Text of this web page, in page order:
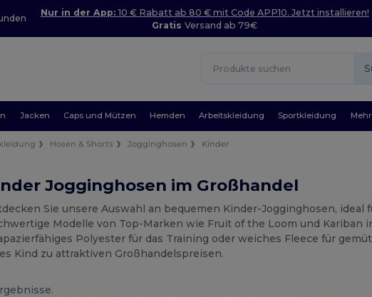
Nur in der App: 10 € Rabatt ab 80 € mit Code APP10. Jetzt installieren!
GratisVersand ab 79€
Jacken Caps und Mützen Hemden Arbeitskleidung Sportkleidung Mehr
Hosen & Shorts Jogginghosen Kinder
Jogginghosen im Großhandel
Sie unsere Auswahl an bequemen Kinder-Jogginghosen, ideal
Modelle von Top-Marken wie Fruit of the Loom und Kariban
Polyester für das Training oder weiches Fleece für
Kind zu attraktiven Großhandelspreisen.